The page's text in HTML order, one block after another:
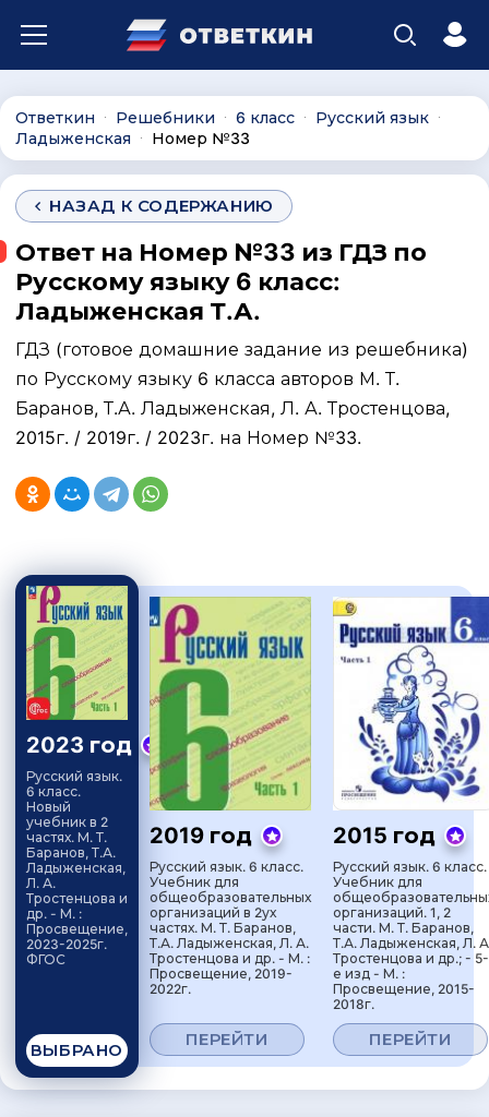
Ответкин ∙ Решебники ∙ 6 класс ∙ Русский язык ∙
Ладыженская ∙ Номер №33
НАЗАД К СОДЕРЖАНИЮ
Ответ на Номер №33 из ГДЗ по
Русскому языку 6 класс:
Ладыженская Т.А.
ГДЗ (готовое домашние задание из решебника)
по Русскому языку 6 класса авторов М. Т.
Баранов, Т.А. Ладыженская, Л. А. Тростенцова,
2015г. / 2019г. / 2023г. на Номер №33.
2023 год
Русский язык.
6 класс.
Новый
учебник в 2
частях. М. Т.
Баранов, Т.А.
Ладыженская,
Л. А.
Тростенцова и
др. - М. :
Просвещение,
2023-2025г.
ФГОС
ВЫБРАНО
2019 год
Русский язык. 6 класс.
Учебник для
общеобразовательных
организаций в 2ух
частях. М. Т. Баранов,
Т.А. Ладыженская, Л. А.
Тростенцова и др. - М. :
Просвещение, 2019-
2022г.
ПЕРЕЙТИ
2015 год
Русский язык. 6 класс.
Учебник для
организаций. 1, 2
части. М. Т. Баранов,
Т.А. Ладыженская, Л.
Тростенцова и др.; - 5-
е изд - М. :
Просвещение, 2015-
2018г.
ПЕРЕЙТИ